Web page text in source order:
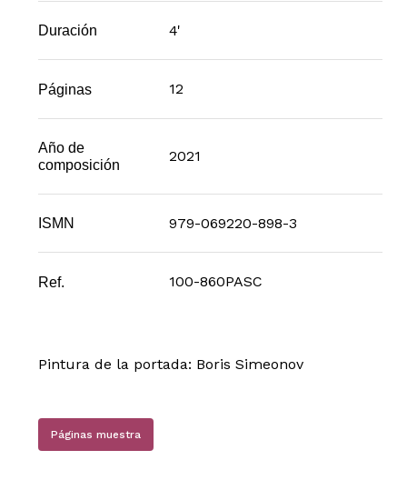
Duración 4'
Páginas 12
Año de
composición
2021
ISMN 979-069220-898-3
Ref. 100-860PASC
Pintura de la portada: Boris Simeonov
Páginas muestra